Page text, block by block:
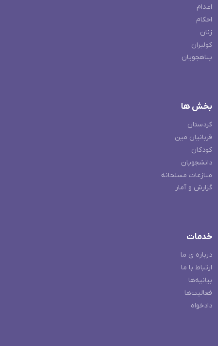
اعدام
احکام
زنان
کولبران
پناهجویان
بخش ها
کردستان
قربانیان مین
کودکان
دانشجویان
منازعات مسلحانه
گزارش و آمار
خدمات
درباره ی ما
ارتباط با ما
بیانیه‌ها
فعالیت‌ها
دادخواه